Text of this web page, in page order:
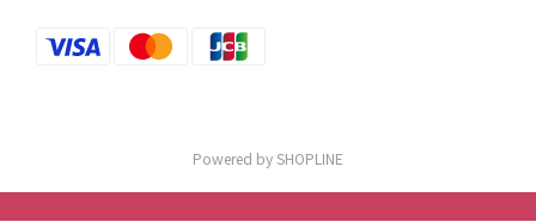
Powered by SHOPLINE